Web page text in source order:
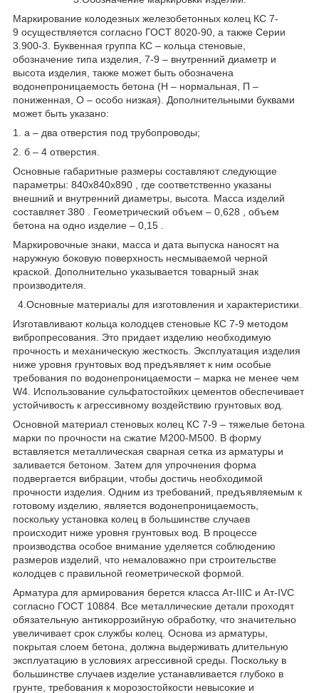
Маркирование колодезных железобетонных колец КС 7-
9 осуществляется согласно ГОСТ 8020-90, а также Серии
3.900-3. Буквенная группа КС – кольца стеновые,
обозначение типа изделия, 7-9 – внутренний диаметр и
высота изделия, также может быть обозначена
водонепроницаемость бетона (Н – нормальная, П –
пониженная, О – особо низкая). Дополнительными буквами
может быть указано:
1. а – два отверстия под трубопроводы;
2. б – 4 отверстия.
Основные габаритные размеры составляют следующие
параметры: 840х840х890 , где соответственно указаны
внешний и внутренний диаметры, высота. Масса изделий
составляет 380 . Геометрический объем – 0,628 , объем
бетона на одно изделие – 0,15 .
Маркировочные знаки, масса и дата выпуска наносят на
наружную боковую поверхность несмываемой черной
краской. Дополнительно указывается товарный знак
производителя.
4.Основные материалы для изготовления и характеристики.
Изготавливают кольца колодцев стеновые КС 7-9 методом
вибропресования. Это придает изделию необходимую
прочность и механическую жесткость. Эксплуатация изделия
ниже уровня грунтовых вод предъявляет к ним особые
требования по водонепроницаемости – марка не менее чем
W4. Использование сульфатостойких цементов обеспечивает
устойчивость к агрессивному воздействию грунтовых вод.
Основной материал стеновых колец КС 7-9 – тяжелые бетона
марки по прочности на сжатие М200-М500. В форму
вставляется металлическая сварная сетка из арматуры и
заливается бетоном. Затем для упрочнения форма
подвергается вибрации, чтобы достичь необходимой
прочности изделия. Одним из требований, предъявляемым к
готовому изделию, является водонепроницаемость,
поскольку установка колец в большинстве случаев
происходит ниже уровня грунтовых вод. В процессе
производства особое внимание уделяется соблюдению
размеров изделий, что немаловажно при строительстве
колодцев с правильной геометрической формой.
Арматура для армирования берется класса Ат-IIIС и Ат-IVС
согласно ГОСТ 10884. Все металлические детали проходят
обязательную антикоррозийную обработку, что значительно
увеличивает срок службы колец. Основа из арматуры,
покрытая слоем бетона, должна выдерживать длительную
эксплуатацию в условиях агрессивной среды. Поскольку в
большинстве случаев изделие устанавливается глубоко в
грунте, требования к морозостойкости невысокие и